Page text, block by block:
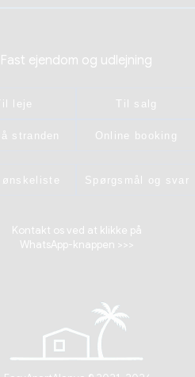
Fast ejendom og udlejning
leje Til salg
stranden Online booking
ønskeliste Spørgsmål og svar
Kontakt os ved at klikke på
WhatsApp-knappen >>>